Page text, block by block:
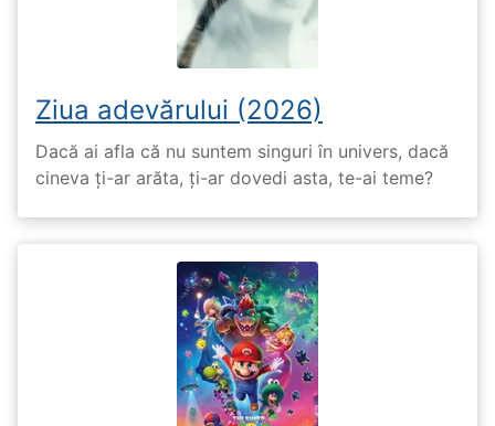
Ziua adevărului (2026)
Dacă ai afla că nu suntem singuri în univers, dacă
cineva ți-ar arăta, ți-ar dovedi asta, te-ai teme?